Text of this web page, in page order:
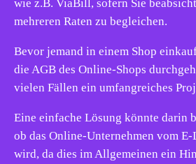
wie z.B. ViaBill, sofern Sie
mehreren Raten zu begleichen.
Bevor jemand in einem Shop
die AGB des Online-Shops
vielen Fällen ein umfangreiches
Eine einfache Lösung könnte darin
ob das Online-Unternehmen vom
wird, da dies im Allgemeinen ein